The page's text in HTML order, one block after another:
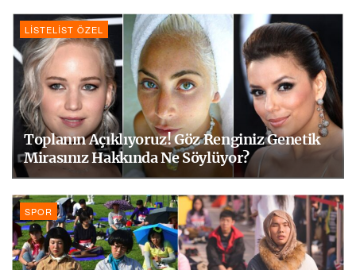
LISTELIST ÖZEL
Toplanın Açıklıyoruz! Göz Renginiz Genetik
Mirasınız Hakkında Ne Söylüyor?
SPOR